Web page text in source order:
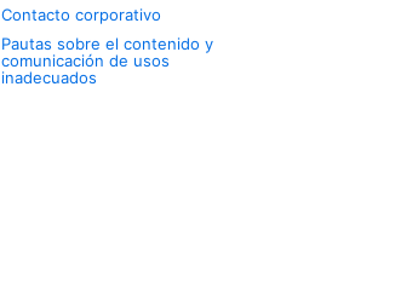
Contacto corporativo
Pautas sobre el contenido y
comunicación de usos
inadecuados